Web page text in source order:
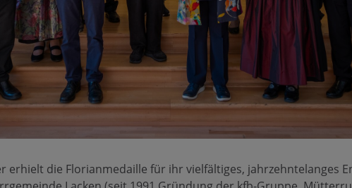
erhielt die Florianmedaille für ihr vielfältiges, jahrzehntelanges